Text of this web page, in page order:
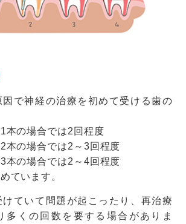
で神経の治療を初めて受ける歯の
本の場合では2回程度
の場合では2～3回程度
の場合では2～4回程度
ています。
ていて問題が起こったり、再治療
多くの回数を要する場合がありま